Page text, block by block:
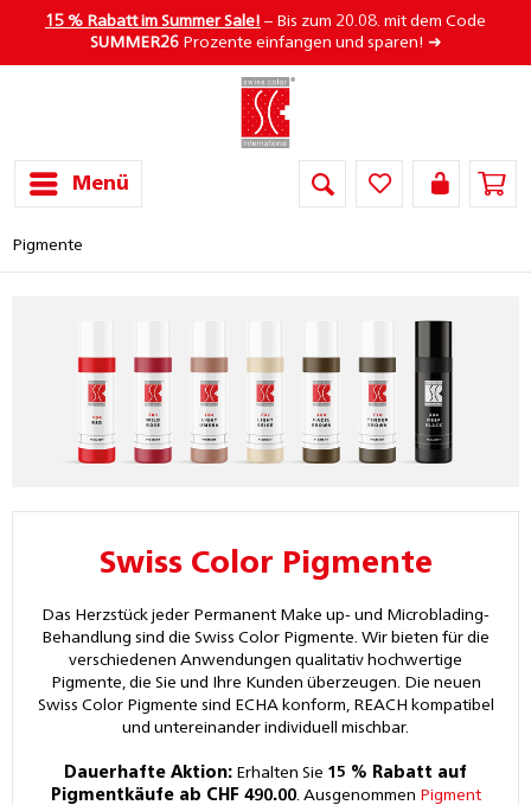
15 % Rabatt im Summer Sale! – Bis zum 20.08. mit dem Code
SUMMER26Prozente einfangen und sparen! ➜
Menü
Pigmente
Swiss Color Pigmente
Das Herzstück jeder Permanent Make up- und Microblading-
Behandlung sind die Swiss Color Pigmente. Wir bieten für die
verschiedenen Anwendungen qualitativ hochwertige
Pigmente, die Sie und Ihre Kunden überzeugen. Die neuen
Swiss Color Pigmente sind ECHA konform, REACH kompatibel
und untereinander individuell mischbar.
Dauerhafte Aktion: Erhalten Sie 15 % Rabatt auf
Pigmentkäufe ab CHF 490.00. Ausgenommen Pigment